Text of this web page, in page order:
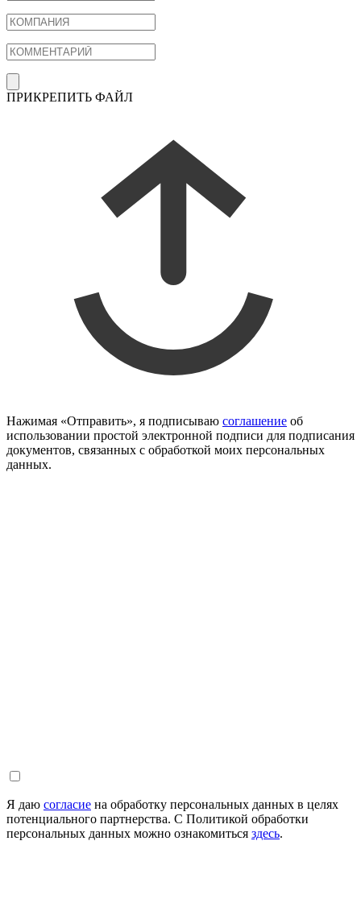
ПРИКРЕПИТЬ ФАЙЛ
Нажимая «Отправить», я подписываю соглашение об
использовании простой электронной подписи для подписания
документов, связанных с обработкой моих персональных
данных.
Я даю согласие на обработку персональных данных в целях
потенциального партнерства. С Политикой обработки
персональных данных можно ознакомиться здесь.